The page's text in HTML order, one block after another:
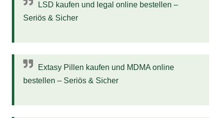
LSD kaufen und legal online bestellen –
Seriös & Sicher
Extasy Pillen kaufen und MDMA online
bestellen – Seriös & Sicher